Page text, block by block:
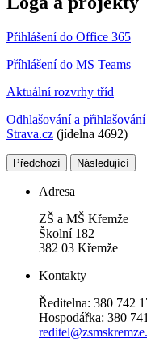
Přihlášení do Office 365
Příhlášení do MS Teams
Aktuální rozvrhy tříd
Odhlašování a
Strava.cz (jídelna 4692)
Předchozí Následující
Adresa
ZŠ a MŠ Křemže
Školní 182
382 03 Křemže
Kontakty
Ředitelna: 380 742
Hospodářka: 380